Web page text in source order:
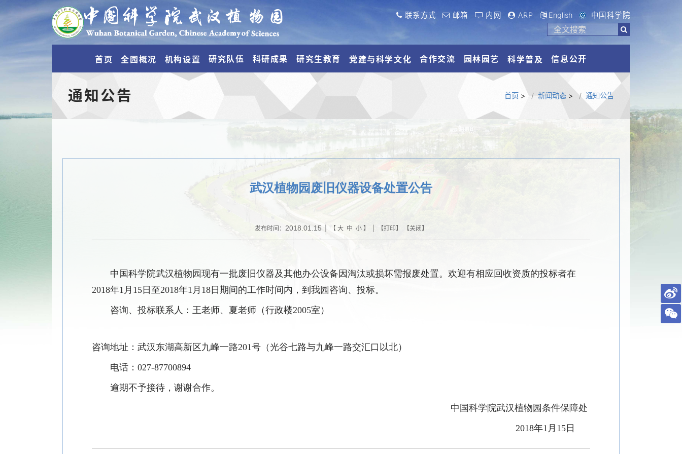
联系方式 邮箱 内网 ARP English 中国科学院
首页 全园概况 机构设置 研究队伍 科研成果 研究生教育 党建与科学文化 合作交流 园林园艺 科学普及 信息公开
通知公告 首页> 新闻动态> 通知公告
武汉植物园废旧仪器设备处置公告
发布时间： 2018.01.15| 【 大 中 小】 | 【打印】 【关闭】
中国科学院武汉植物园现有一批废旧仪器及其他办公设备因淘汰或损坏需报废处置。欢迎有相应回收资质的投标者在
2018年1 月 15日至2018年1 月 18日期间的工作时间内，到我园咨询、投标。
咨询、投标联系人：王老师、夏老师（行政楼2005室）
咨询地址：武汉东湖高新区九峰一路201号（光谷七路与九峰一路交汇口以北）
电话： 027-87700894
逾期不予接待，谢谢合作。
中国科学院武汉植物园条件保障处
2018年1 月 15日